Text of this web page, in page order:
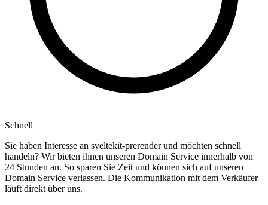
Schnell
Sie haben Interesse an sveltekit-prerender und möchten schnell
handeln? Wir bieten ihnen unseren Domain Service innerhalb von
24 Stunden an. So sparen Sie Zeit und können sich auf unseren
Domain Service verlassen. Die Kommunikation mit dem Verkäufer
läuft direkt über uns.